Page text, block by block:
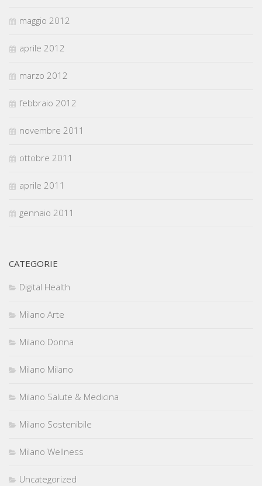
maggio 2012
aprile 2012
marzo 2012
febbraio 2012
novembre 2011
ottobre 2011
aprile 2011
gennaio 2011
CATEGORIE
Digital Health
Milano Arte
Milano Donna
Milano Milano
Milano Salute & Medicina
Milano Sostenibile
Milano Wellness
Uncategorized